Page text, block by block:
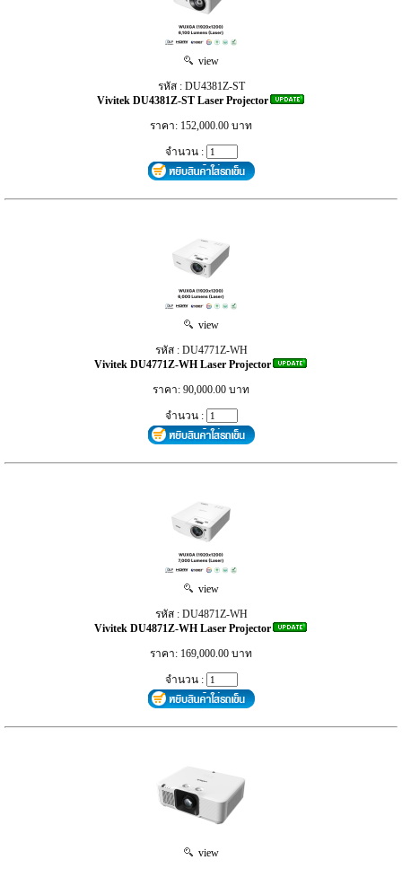
view
รหัส : DU4381Z-ST
Vivitek DU4381Z-ST Laser Projector
ราคา: 152,000.00 บาท
จำนวน :
view
รหัส : DU4771Z-WH
Vivitek DU4771Z-WH Laser Projector
ราคา: 90,000.00 บาท
จำนวน :
view
รหัส : DU4871Z-WH
Vivitek DU4871Z-WH Laser Projector
ราคา: 169,000.00 บาท
จำนวน :
view